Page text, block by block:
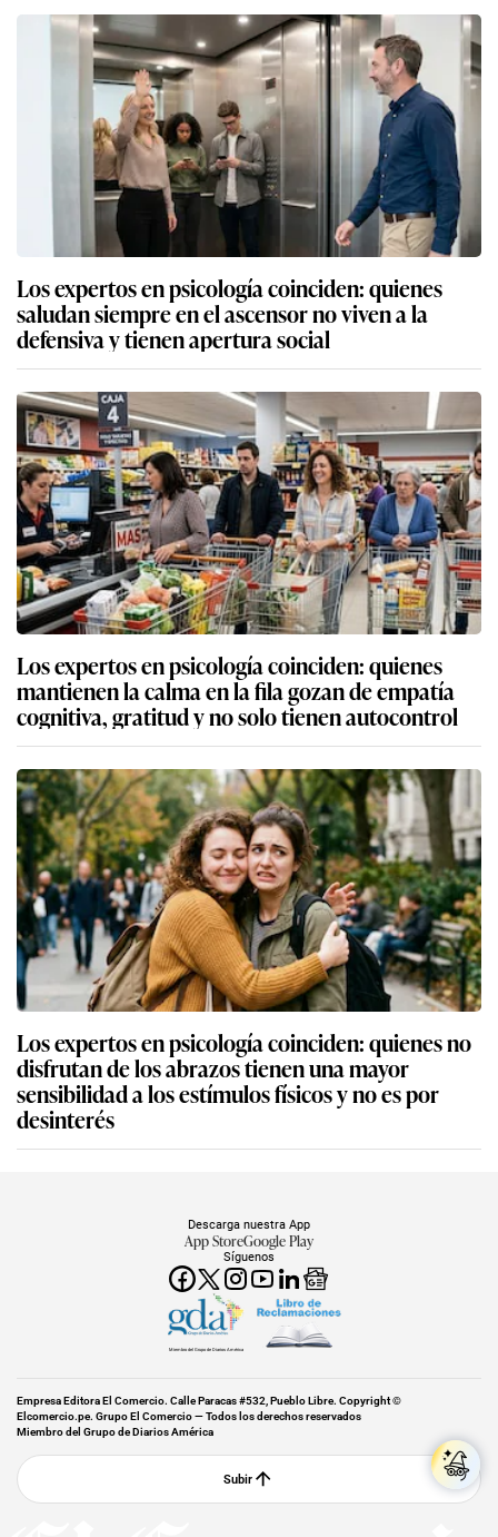
Los expertos en psicología coinciden: quienes
saludan siempre en el ascensor no viven a la
defensiva y tienen apertura social
Los expertos en psicología coinciden: quienes
mantienen la calma en la fila gozan de empatía
cognitiva, gratitud y no solo tienen autocontrol
Los expertos en psicología coinciden: quienes no
disfrutan de los abrazos tienen una mayor
sensibilidad a los estímulos físicos y no es por
desinterés
Síguenos
Descarga nuestra App
App StoreGoogle Play
Miembro del Grupo de Diarios América
Empresa Editora El Comercio. Calle Paracas #532, Pueblo Libre. Copyright ©
Elcomercio.pe. Grupo El Comercio — Todos los derechos reservados
Miembro del Grupo de Diarios América
Subir